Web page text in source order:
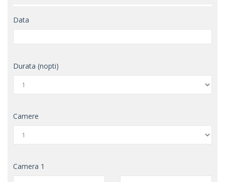
Data
Durata (nopti)
Camere
Camera 1